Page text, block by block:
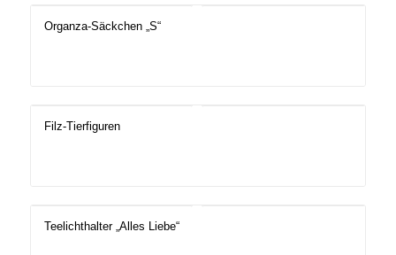
Organza-Säckchen „S“
Filz-Tierfiguren
Teelichthalter „Alles Liebe“